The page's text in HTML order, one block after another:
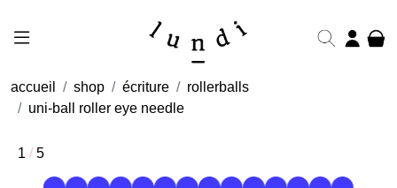
accueil shop écriture
rollerballs
uni-ball roller eye needle
1 / 5